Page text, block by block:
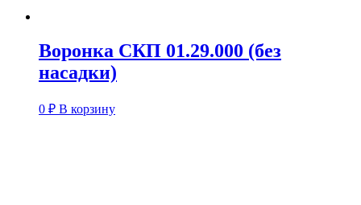
Воронка СКП 01.29.000 (без
насадки)
0 ₽ В корзину